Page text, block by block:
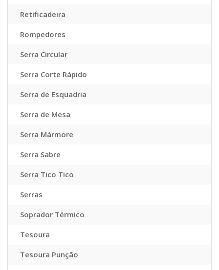
Retificadeira
Rompedores
Serra Circular
Serra Corte Rápido
Serra de Esquadria
Serra de Mesa
Serra Mármore
Serra Sabre
Serra Tico Tico
Serras
Soprador Térmico
Tesoura
Tesoura Punção